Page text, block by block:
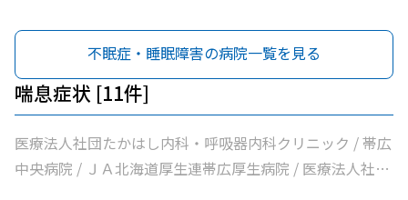
医療法人社団ぶどうの会いのちの木クリニック / 自由が丘
山田内科クリニック / 医療法人社団帯広南の森クリニック
/ おがわ循環器内科クリニック / 医療法人社団満岡内科循
環器クリニック / ２０条小児科内科クリニック / 医療法人
社団博仁会大江病院 / 公益財団法人北海道医療団ながい内
科医院 / あいた内科循環器クリニック / いとう内科クリニ
団林内科クリニック / ＪＡ北海道厚生連帯広厚生病院 / 医
療法人新緑通りはやし内科 / あがた内科循環器クリニック
/ 内科・循環器ハートサウンズもりクリニック / サンタさ
んこどもクリニック / 須藤内科クリニック / 医療法人社団
イワタクリニック / 社会医療法人刀圭会協立病院 / 十勝勤
医協白樺医院 / 十勝ヘルスケアクリニック / おおた内科循
Ａ北海道厚生連帯広厚生病院 / 大和田心療内科 / 社会福祉
法人北海道社会事業協会帯広病院 / 医療法人社団博仁会大
江病院 / とかちの森心療内科 / 独立行政法人国立病院機構
帯広病院
不眠症・睡眠障害の病院一覧を見る
喘息症状 [11件]
医療法人社団たかはし内科・呼吸器内科クリニック / 帯広
中央病院 / ＪＡ北海道厚生連帯広厚生病院 / 医療法人社団